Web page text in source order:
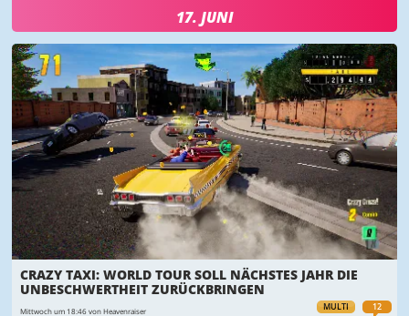
17. JUNI
MULTI 12
CRAZY TAXI: WORLD TOUR SOLL NÄCHSTES JAHR DIE
UNBESCHWERTHEIT ZURÜCKBRINGEN
Mittwoch um 18:46 von Heavenraiser